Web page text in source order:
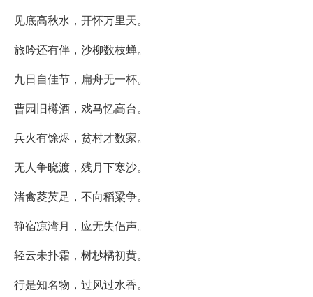
见底高秋水，开怀万里天。
旅吟还有伴，沙柳数枝蝉。
九日自佳节，扁舟无一杯。
曹园旧樽酒，戏马忆高台。
兵火有馀烬，贫村才数家。
无人争晓渡，残月下寒沙。
渚禽菱芡足，不向稻粱争。
静宿凉湾月，应无失侣声。
轻云未扑霜，树杪橘初黄。
行是知名物，过风过水香。